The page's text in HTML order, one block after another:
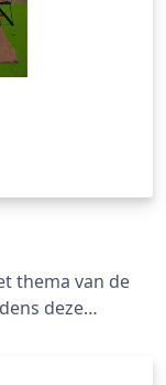
thema van de
deze